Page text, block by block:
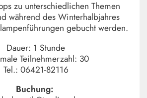
zu unterschiedlichen Themen
während des Winterhalbjahres
gebucht werden.
Dauer: 1 Stunde
Teilnehmerzahl: 30
Tel.: 06421-82116
Buchung: